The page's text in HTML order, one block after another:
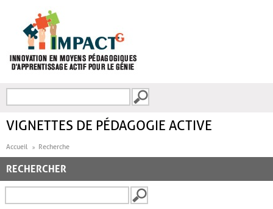
FORMULAIRE DE
VIGNETTES DE PÉDAGOGIE ACTIVE
Accueil Recherche
RECHERCHER